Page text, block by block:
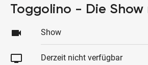
Toggolino - Die Show
videocam Show
tv Derzeit nicht verfügbar